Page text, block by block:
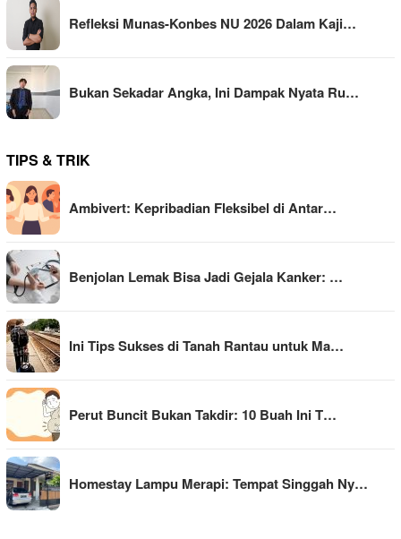
Refleksi Munas-Konbes NU 2026 Dalam Kaji…
Bukan Sekadar Angka, Ini Dampak Nyata Ru…
TIPS & TRIK
Ambivert: Kepribadian Fleksibel di Antar…
Benjolan Lemak Bisa Jadi Gejala Kanker: …
Ini Tips Sukses di Tanah Rantau untuk Ma…
Perut Buncit Bukan Takdir: 10 Buah Ini T…
Homestay Lampu Merapi: Tempat Singgah Ny…